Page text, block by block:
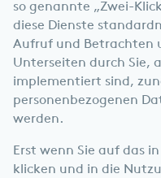
so genannte „Zwei-
diese Dienste
Aufruf und Betrachten
Unterseiten durch Sie,
implementiert sind,
personenbezogenen
werden.
Erst wenn Sie auf das
klicken und in die